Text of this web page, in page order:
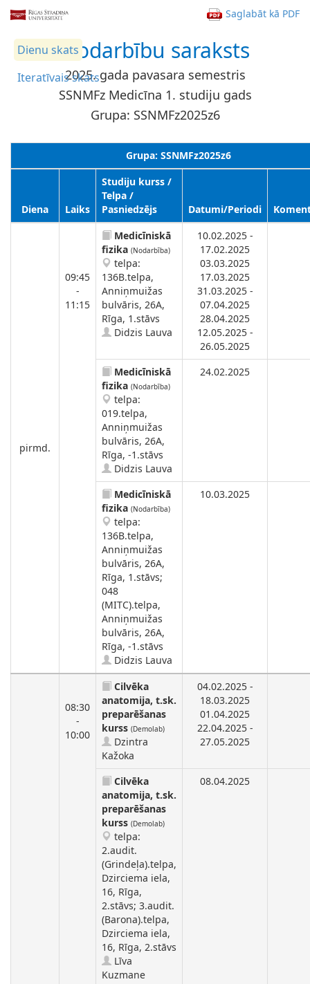
Saglabāt kā PDF
Dienu skats
Iteratīvais skats
Nodarbību saraksts
2025. gada pavasara semestris
SSNMFz Medicīna 1. studiju gads
Grupa: SSNMFz2025z6
Grupa: SSNMFz2025z6
Diena Laiks
Studiju kurss /
Telpa /
Pasniedzējs
Datumi/Periodi
pirmd.
09:45
-
11:15
Medicīniskā
fizika (Nodarbība)
telpa:
136B.telpa,
Anniņmuižas
bulvāris, 26A,
Rīga, 1.stāvs
Didzis Lauva
10.02.2025 -
17.02.2025
03.03.2025
17.03.2025
31.03.2025 -
07.04.2025
28.04.2025
12.05.2025 -
26.05.2025
Medicīniskā
fizika (Nodarbība)
telpa:
019.telpa,
Anniņmuižas
bulvāris, 26A,
Rīga, -1.stāvs
Didzis Lauva
24.02.2025
Medicīniskā
fizika (Nodarbība)
telpa:
136B.telpa,
Anniņmuižas
bulvāris, 26A,
Rīga, 1.stāvs;
048
(MITC).telpa,
Anniņmuižas
bulvāris, 26A,
Rīga, -1.stāvs
Didzis Lauva
10.03.2025
08:30
-
10:00
Cilvēka
anatomija, t.sk.
preparēšanas
kurss (Demolab)
Dzintra
Kažoka
04.02.2025 -
18.03.2025
01.04.2025
22.04.2025 -
27.05.2025
Cilvēka
anatomija, t.sk.
preparēšanas
kurss (Demolab)
telpa:
2.audit.
(Grindeļa).telpa,
Dzirciema iela,
16, Rīga,
2.stāvs; 3.audit.
(Barona).telpa,
Dzirciema iela,
16, Rīga, 2.stāvs
Līva
Kuzmane
08.04.2025